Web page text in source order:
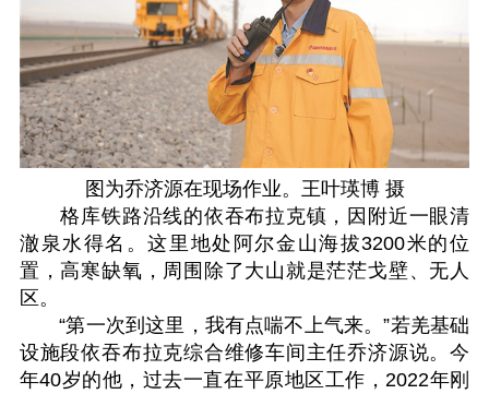
图为乔济源在现场作业。王叶瑛博 摄
格库铁路沿线的依吞布拉克镇，因附近一眼清
澈泉水得名。这里地处阿尔金山海拔3200米的位
置，高寒缺氧，周围除了大山就是茫茫戈壁、无人
区。
“第一次到这里，我有点喘不上气来。”若羌基础
设施段依吞布拉克综合维修车间主任乔济源说。今
年40岁的他，过去一直在平原地区工作，2022年刚